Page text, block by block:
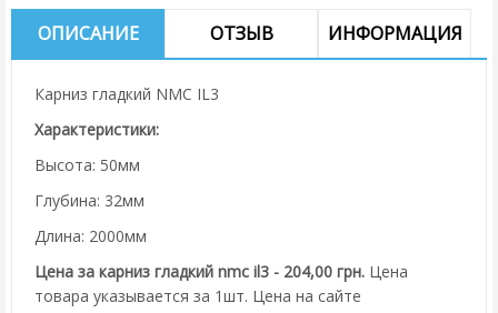
ОПИСАНИЕ ОТЗЫВ ИНФОРМАЦИЯ
Карниз гладкий NMC IL3
Характеристики:
Высота: 50мм
Глубина: 32мм
Длина: 2000мм
Цена за карниз гладкий nmc il3 - 204,00 грн. Цена
товара указывается за 1шт. Цена на сайте